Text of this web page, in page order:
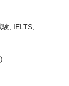
験 IELTS